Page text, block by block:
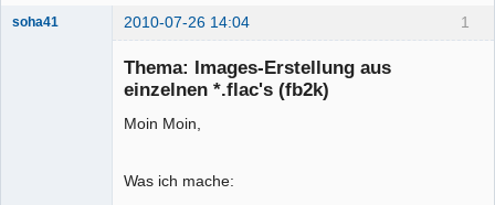
1
soha41 2010-07-26 14:04
Thema: Images-Erstellung aus
einzelnen *.flac's (fb2k)
Moin Moin,
Was ich mache: